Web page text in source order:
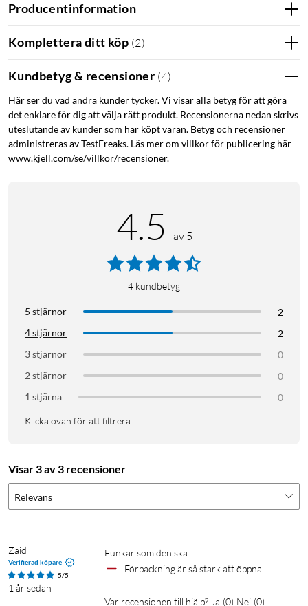
Producentinformation
Komplettera ditt köp (2)
Kundbetyg & recensioner (4)
Här ser du vad andra kunder tycker. Vi visar alla betyg för att göra
det enklare för dig att välja rätt produkt. Recensionerna nedan skrivs
uteslutande av kunder som har köpt varan. Betyg och recensioner
administreras av TestFreaks. Läs mer om villkor för publicering här
www.kjell.com/se/villkor/recensioner.
4.5 av 5
4 kundbetyg
5 stjärnor
2
4 stjärnor
2
3 stjärnor
0
2 stjärnor
0
1 stjärna
0
Klicka ovan för att filtrera
Visar 3 av 3 recensioner
Relevans
Zaid
Verifierad köpare
5/5
1 år sedan
Funkar som den ska
Förpackning är så stark att öppna
Var recensionen till hjälp? Ja (0) Nej (0)